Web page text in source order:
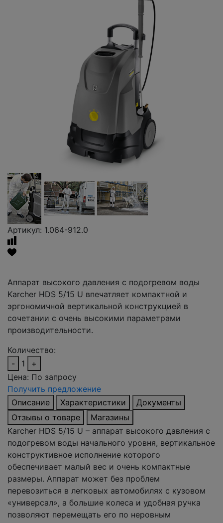
Артикул: 1.064-912.0
Аппарат высокого давления с подогревом воды
Karcher HDS 5/15 U впечатляет компактной и
эргономичной вертикальной конструкцией в
сочетании с очень высокими параметрами
производительности.
Количество:
-
1
+
Цена: По запросу
Получить предложение
Описание
Характеристики
Документы
Отзывы о товаре
Магазины
Karcher HDS 5/15 U – аппарат высокого давления с
подогревом воды начального уровня, вертикальное
конструктивное исполнение которого
обеспечивает малый вес и очень компактные
размеры. Аппарат может без проблем
перевозиться в легковых автомобилях с кузовом
«универсал», а большие колеса и удобная ручка
позволяют перемещать его по неровным